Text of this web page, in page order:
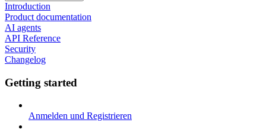
Introduction
Product documentation
AI agents
API Reference
Security
Changelog
Getting started
Anmelden und Registrieren